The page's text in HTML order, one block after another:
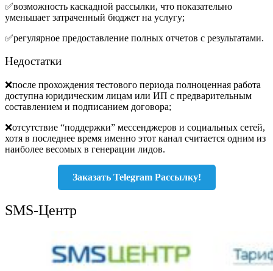
✅возможность каскадной рассылки, что показательно
уменьшает затраченный бюджет на услугу;
✅регулярное предоставление полных отчетов с результатами.
Недостатки
❌после прохождения тестового периода полноценная работа
доступна юридическим лицам или ИП с предварительным
составлением и подписанием договора;
❌отсутствие “поддержки” мессенджеров и социальных сетей,
хотя в последнее время именно этот канал считается одним из
наиболее весомых в генерации лидов.
Заказать Telegram Рассылку!
SMS-Центр